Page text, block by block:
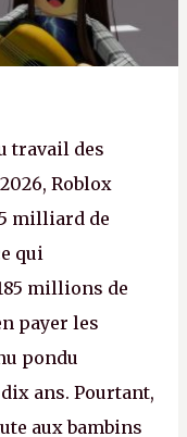
travail des
Roblox
milliard de
qui
millions de
payer les
pondu
ans. Pourtant,
aux bambins